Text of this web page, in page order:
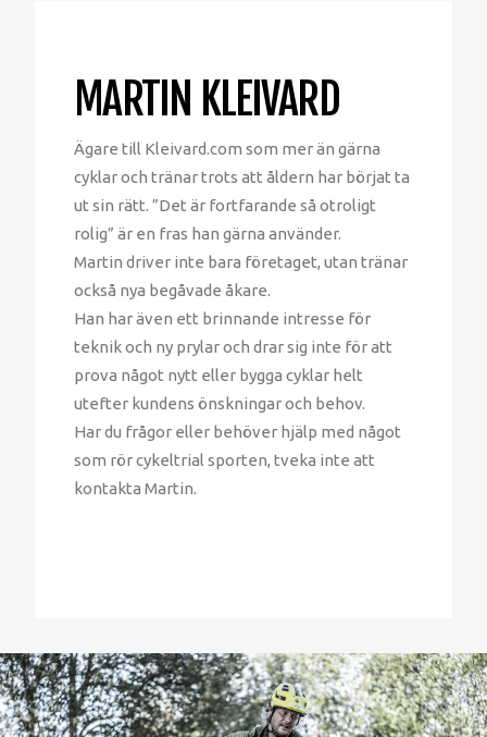
MARTIN KLEIVARD
Ägare till Kleivard.com som mer än gärna
cyklar och tränar trots att åldern har börjat ta
ut sin rätt. ”Det är fortfarande så otroligt
rolig” är en fras han gärna använder.
Martin driver inte bara företaget, utan tränar
också nya begåvade åkare.
Han har även ett brinnande intresse för
teknik och ny prylar och drar sig inte för att
prova något nytt eller bygga cyklar helt
utefter kundens önskningar och behov.
Har du frågor eller behöver hjälp med något
som rör cykeltrial sporten, tveka inte att
kontakta Martin.